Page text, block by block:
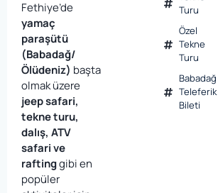
Fethiye’de
yamaç
paraşütü
(Babadağ/
Ölüdeniz) başta
olmak üzere
jeep safari,
tekne turu,
dalış, ATV
safari ve
raftinggibi en
popüler
Turu
Özel
Tekne
Turu
Babadağ
Teleferik
Bileti